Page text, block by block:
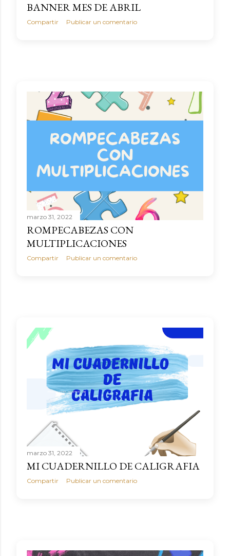
BANNER MES DE ABRIL
Compartir Publicar un comentario
marzo 31, 2022
ROMPECABEZAS CON
MULTIPLICACIONES
Compartir Publicar un comentario
marzo 31, 2022
MI CUADERNILLO DE CALIGRAFIA
Compartir Publicar un comentario